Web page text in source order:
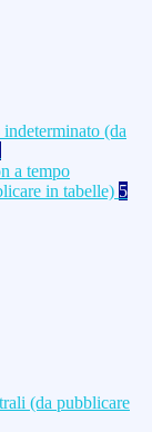
(da
a tempo
in tabelle) 5
(da pubblicare